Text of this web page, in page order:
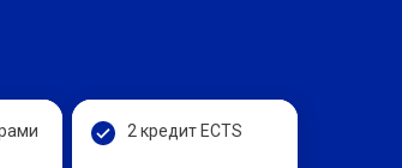
2 кредит ECTS